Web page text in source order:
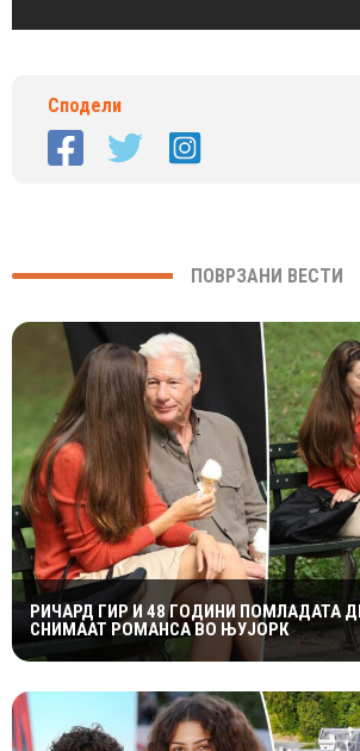
Сподели
ПОВРЗАНИ ВЕСТИ
РИЧАРД ГИР И 48 ГОДИНИ ПОМЛАДАТА
СНИМААТ РОМАНСА ВО ЊУЈОРК